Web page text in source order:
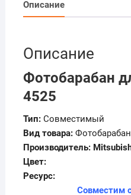
4525
Описание
Описание
Фотобарабан
4525
Тип: Совместимый
Вид товара: Фотобарабан
Производитель:
Цвет:
Ресурс:
Совместим